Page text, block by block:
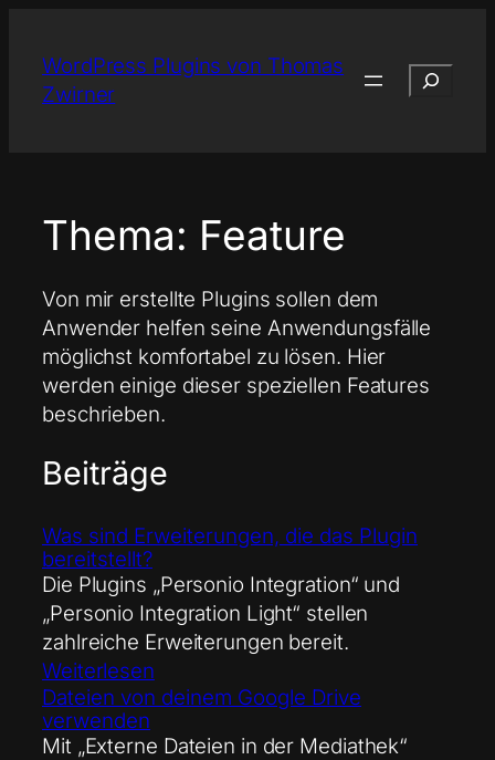
springen
WordPress Plugins von Thomas
Zwirner
Suchen
Thema: Feature
Von mir erstellte Plugins sollen dem
Anwender helfen seine Anwendungsfälle
möglichst komfortabel zu lösen. Hier
werden einige dieser speziellen Features
beschrieben.
Beiträge
Was sind Erweiterungen, die das Plugin
bereitstellt?
Die Plugins „Personio Integration“ und
„Personio Integration Light“ stellen
zahlreiche Erweiterungen bereit.
Weiterlesen
Dateien von deinem Google Drive
verwenden
Mit „Externe Dateien in der Mediathek“